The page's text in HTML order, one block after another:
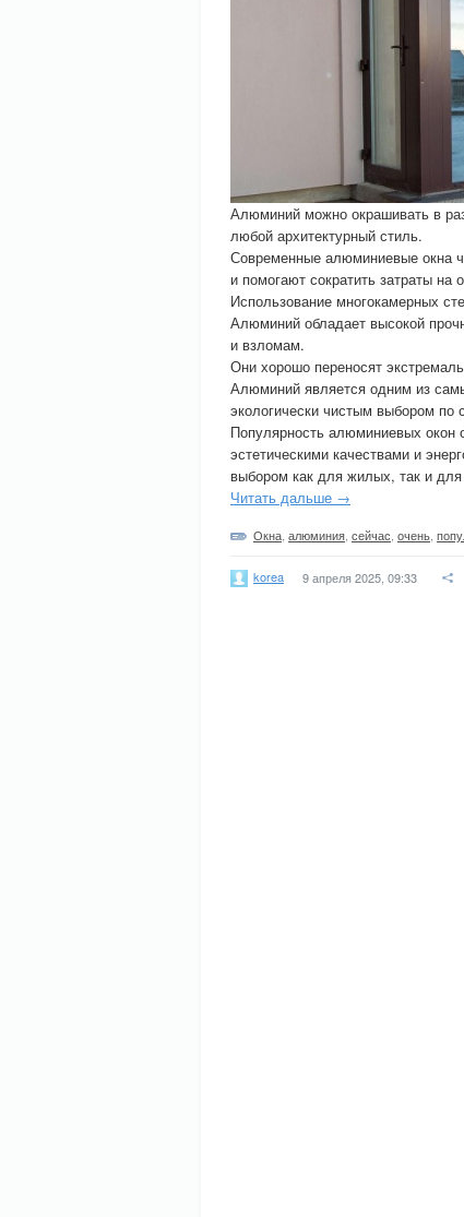
Алюминий можно окрашивать в
любой архитектурный стиль.
Современные алюминиевые окна
и помогают сократить затраты на
Использование многокамерных
Алюминий обладает высокой
и взломам.
Они хорошо переносят
Алюминий является одним из
экологически чистым выбором
Популярность алюминиевых окон
эстетическими качествами и
выбором как для жилых, так и
Читать дальше →
Окна алюминия сейчас очень
korea 9 апреля 2025, 09:33